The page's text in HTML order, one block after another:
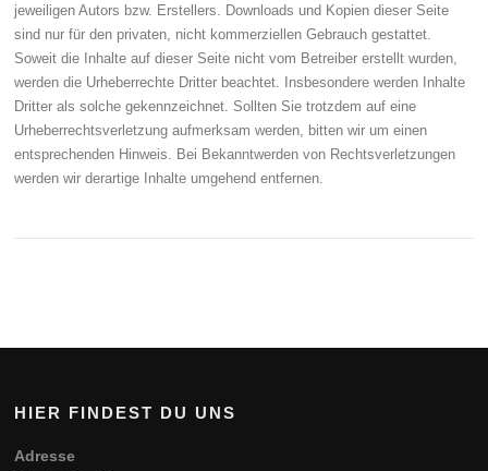
jeweiligen Autors bzw. Erstellers. Downloads und Kopien dieser Seite
sind nur für den privaten, nicht kommerziellen Gebrauch gestattet.
Soweit die Inhalte auf dieser Seite nicht vom Betreiber erstellt wurden,
werden die Urheberrechte Dritter beachtet. Insbesondere werden Inhalte
Dritter als solche gekennzeichnet. Sollten Sie trotzdem auf eine
Urheberrechtsverletzung aufmerksam werden, bitten wir um einen
entsprechenden Hinweis. Bei Bekanntwerden von Rechtsverletzungen
werden wir derartige Inhalte umgehend entfernen.
HIER FINDEST DU UNS
Adresse